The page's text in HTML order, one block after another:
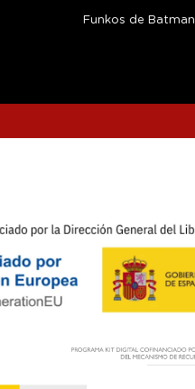
Funkos de Batman